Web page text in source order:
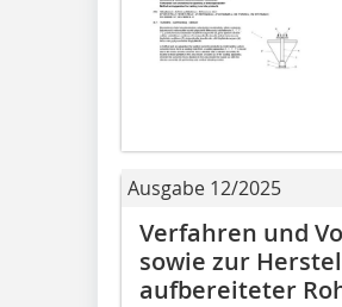
Ausgabe 12/2025
Verfahren und
sowie zur
aufbereiteter